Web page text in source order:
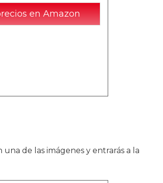
en Amazon
una de las imágenes y entrarás a la